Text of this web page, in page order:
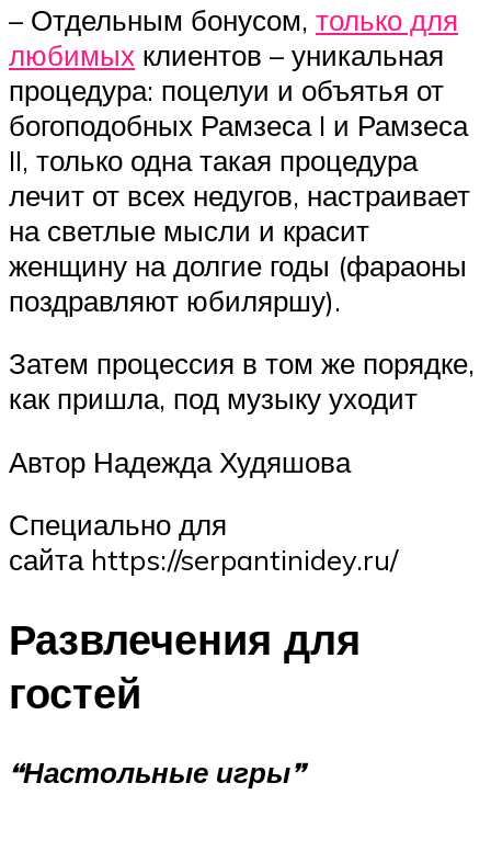
– Отдельным бонусом, только для
любимых клиентов – уникальная
процедура: поцелуи и объятья от
богоподобных Рамзеса I и Рамзеса
II, только одна такая процедура
лечит от всех недугов, настраивает
на светлые мысли и красит
женщину на долгие годы (фараоны
поздравляют юбиляршу).
Затем процессия в том же порядке,
как пришла, под музыку уходит
Автор Надежда Худяшова
Специально для
сайта https://serpantinidey.ru/
Развлечения для
гостей
“Настольные игры”